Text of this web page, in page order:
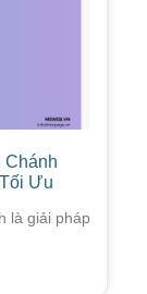
Chánh
Ưu
là giải pháp